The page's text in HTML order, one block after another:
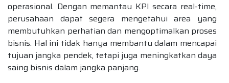
operasional. Dengan memantau KPI secara real-time,
perusahaan dapat segera mengetahui area yang
membutuhkan perhatian dan mengoptimalkan proses
bisnis. Hal ini tidak hanya membantu dalam mencapai
tujuan jangka pendek, tetapi juga meningkatkan daya
saing bisnis dalam jangka panjang.